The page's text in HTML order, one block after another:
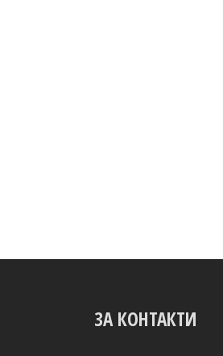
ЗА КОНТАКТИ